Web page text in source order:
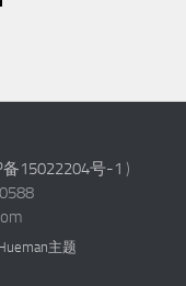
备15022204号-1 )
主题